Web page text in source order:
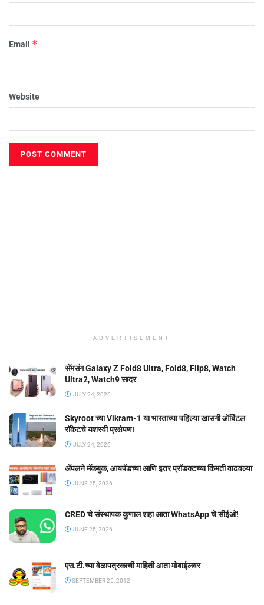
Email *
Website
ADVERTISEMENT
सॅमसंग Galaxy Z Fold8 Ultra, Fold8, Flip8, Watch
Ultra2, Watch9 सादर
JULY 24, 2026
Skyroot च्या Vikram-1 या भारताच्या पहिल्या खासगी ऑर्बिटल
रॉकेटचे यशस्वी प्रक्षेपण!
JULY 24, 2026
ॲपलने मॅकबुक, आयपॅडच्या आणि इतर प्रॉडक्टच्या किंमती वाढवल्या
JUNE 25, 2026
CRED चे संस्थापक कुणाल शहा आता WhatsApp चे सीईओ!
JUNE 25, 2026
एस.टी.च्या वेळापत्रकाची माहिती आता मोबाईलवर
SEPTEMBER 25, 2012